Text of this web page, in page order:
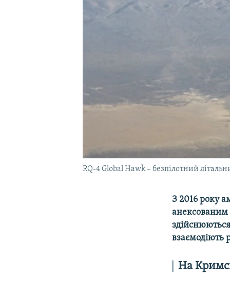
RQ-4 Global Hawk – безпілотний
З 2016 року
анексованим
взаємодіють
На